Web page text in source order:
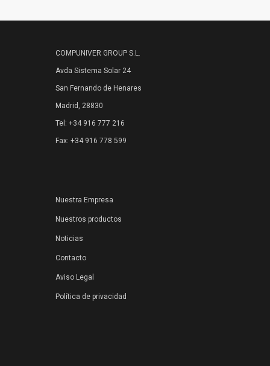
COMPUNIVER GROUP S.L.
Avda Sistema Solar 24
San Fernando de Henares
Madrid, 28830
Tel: +34 916 777 216
Fax: +34 916 778 599
Nuestra Empresa
Nuestros productos
Noticias
Contacto
Aviso Legal
Política de privacidad